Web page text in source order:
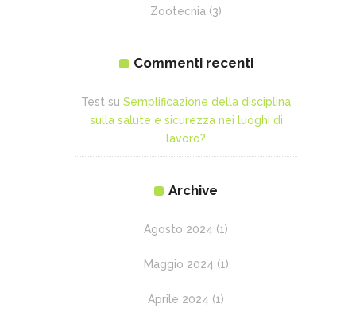
Zootecnia (3)
Commenti recenti
Test su Semplificazione della disciplina
sulla salute e sicurezza nei luoghi di
lavoro?
Archive
Agosto 2024 (1)
Maggio 2024 (1)
Aprile 2024 (1)